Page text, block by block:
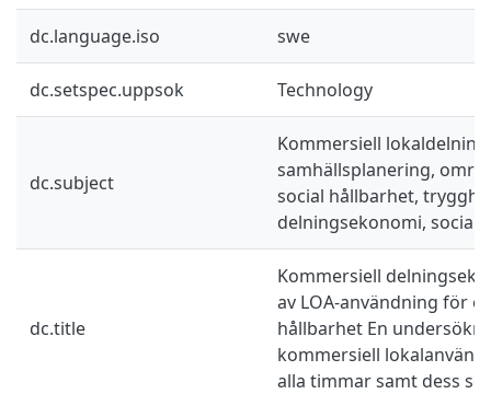
dc.language.iso swe
dc.setspec.uppsok Technology
dc.subject
Kommersiell
samhällsplanering,
social hållbarhet,
delningsekonomi, social
dc.title
Kommersiell
av LOA-användning för
hållbarhet En
kommersiell
alla timmar samt dess